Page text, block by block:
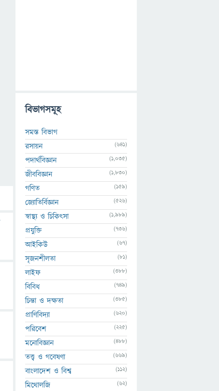
বিভাগসমূহ
সমস্ত বিভাগ
রসায়ন
(641)
পদার্থবিজ্ঞান (1,035)
জীববিজ্ঞান (1,830)
গণিত (159)
জ্যোতির্বিজ্ঞান (526)
স্বাস্থ্য ও চিকিৎসা (1,989)
প্রযুক্তি (736)
আইকিউ (67)
সৃজনশীলতা (81)
লাইফ (388)
বিবিধ (749)
চিন্তা ও দক্ষতা (385)
প্রাণিবিদ্যা (620)
পরিবেশ (225)
মনোবিজ্ঞান (488)
তত্ত্ব ও গবেষণা (669)
বাংলাদেশ ও বিশ্ব (112)
মিথোলজি (62)